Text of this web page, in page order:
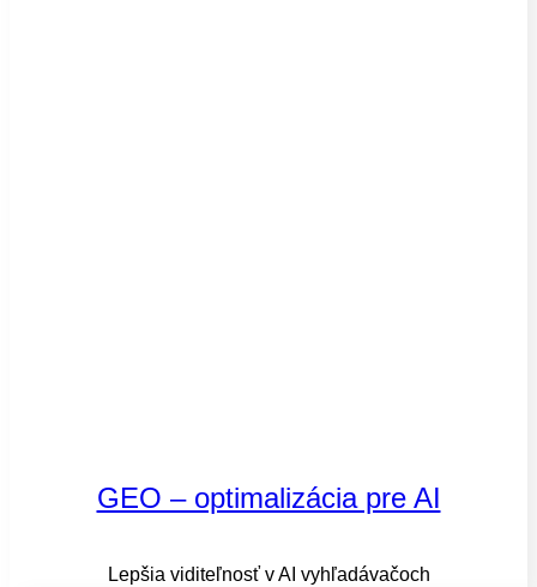
GEO – optimalizácia pre AI
Lepšia viditeľnosť v AI vyhľadávačoch